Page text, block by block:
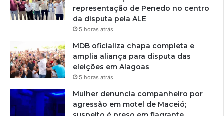
representação de Penedo no centro
da disputa pela ALE
5 horas atrás
MDB oficializa chapa completa e
amplia aliança para disputa das
eleições em Alagoas
5 horas atrás
Mulher denuncia companheiro por
agressão em motel de Maceió;